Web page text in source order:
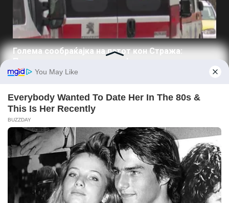
Голема сообраќајка на патот кон Стража:
10/08/2026